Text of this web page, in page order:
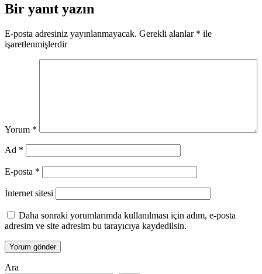
Bir yanıt yazın
E-posta adresiniz yayınlanmayacak. Gerekli alanlar * ile
işaretlenmişlerdir
Yorum *
Ad *
E-posta *
İnternet sitesi
Daha sonraki yorumlarımda kullanılması için adım, e-posta
adresim ve site adresim bu tarayıcıya kaydedilsin.
Ara